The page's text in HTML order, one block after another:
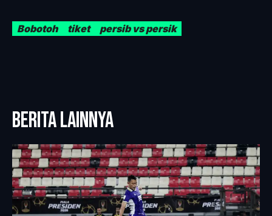
Bobotoh tiket persib vs persik
BERITA LAINNYA